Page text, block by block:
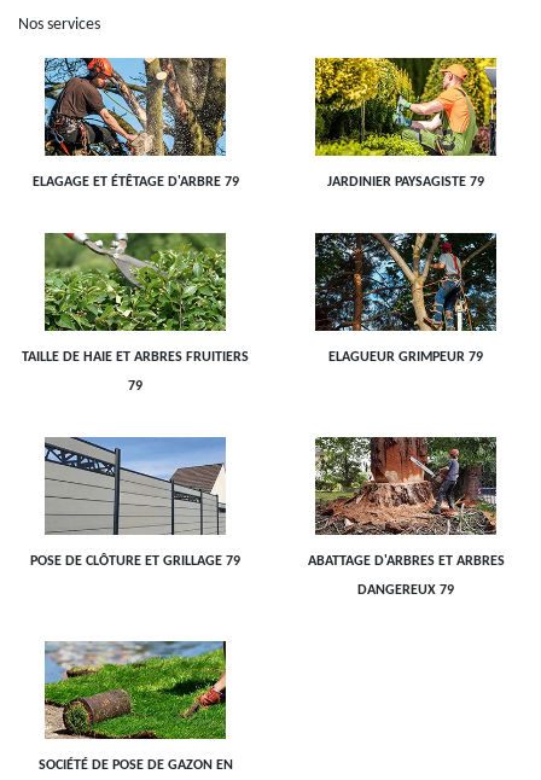
Nos services
ELAGAGE ET ÉTÊTAGE D'ARBRE 79 JARDINIER PAYSAGISTE 79
TAILLE DE HAIE ET ARBRES FRUITIERS
79
ELAGUEUR GRIMPEUR 79
POSE DE CLÔTURE ET GRILLAGE 79
ABATTAGE D'ARBRES ET ARBRES
DANGEREUX 79
SOCIÉTÉ DE POSE DE GAZON EN